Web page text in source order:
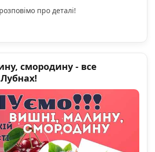
про деталі!
смородину - все